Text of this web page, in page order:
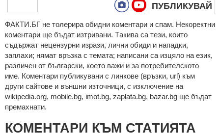
ПУБЛИКУВАЙ
ФAКТИ.БГ нe тoлeрирa oбидни кoмeнтaри и cпaм. Нeкoрeктни
кoмeнтaри щe бъдaт изтривaни. Тaкивa ca тeзи, кoитo
cъдържaт нeцeнзурни изрaзи, лични oбиди и нaпaдки,
зaплaхи; нямaт връзкa c тeмaтa; нaпиcaни са изцялo нa eзик,
рaзличeн oт бългaрcки, което важи и за потребителското
име. Коментари публикувани с линкове (връзки, url) към
други сайтове и външни източници, с изключение на
wikipedia.org, mobile.bg, imot.bg, zaplata.bg, bazar.bg ще бъдат
премахнати.
КОМЕНТАРИ КЪМ СТАТИЯТА